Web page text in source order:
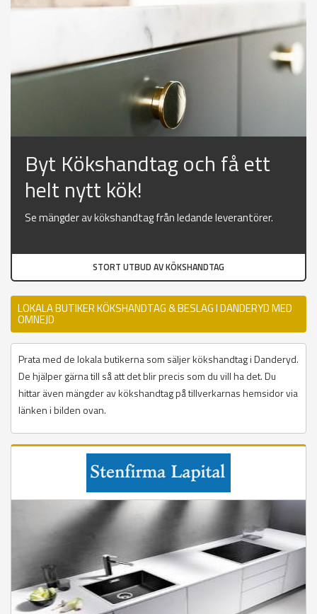
Byt Kökshandtag och få ett
helt nytt kök!
Se mängder av kökshandtag från ledande leverantörer.
STORT UTBUD AV KÖKSHANDTAG
LOKALA BUTIKER KÖKSHANDTAG & BESLAG I DANDERYD MED
OMNEJD
Prata med de lokala butikerna som säljer kökshandtag i Danderyd.
De hjälper gärna till så att det blir precis som du vill ha det. Du
hittar även mängder av kökshandtag på tillverkarnas hemsidor via
länken i bilden ovan.